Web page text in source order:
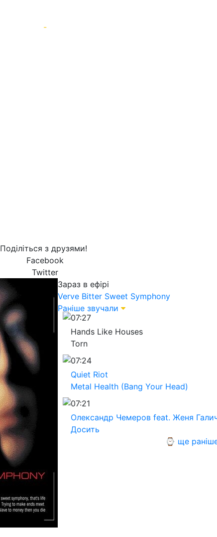
-
Поділіться з друзями!
Facebook
Twitter
Зараз в ефірі
Verve Bitter Sweet Symphony
Раніше звучали
07:27
Hands Like Houses
Torn
07:24
Quiet Riot
Metal Health (Bang Your Head)
07:21
Олександр Чемеров feat. Женя
Досить
⌚ ще